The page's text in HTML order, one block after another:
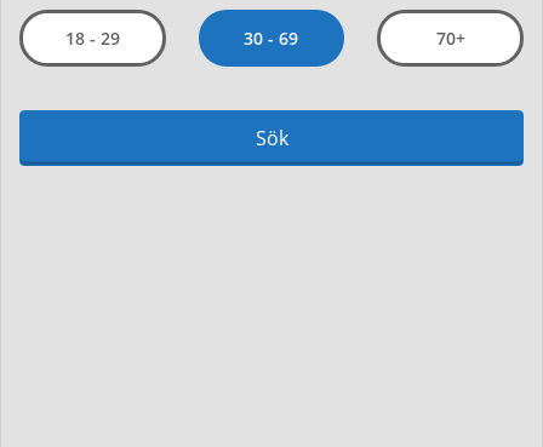
18 - 29 30 - 69 70+
Sök